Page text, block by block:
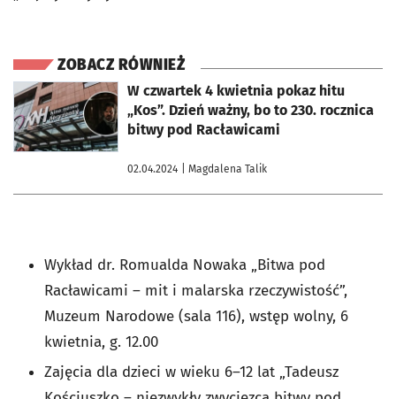
ZOBACZ RÓWNIEŻ
W czwartek 4 kwietnia pokaz hitu
„Kos”. Dzień ważny, bo to 230. rocznica
bitwy pod Racławicami
02.04.2024 | Magdalena Talik
otworzy się w nowej karcie
Wykład dr. Romualda Nowaka „Bitwa pod
Racławicami – mit i malarska rzeczywistość”,
Muzeum Narodowe (sala 116), wstęp wolny, 6
kwietnia, g. 12.00
Zajęcia dla dzieci w wieku 6–12 lat „Tadeusz